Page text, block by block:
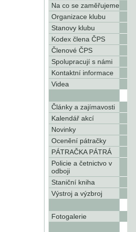
Na co se zaměřujeme
Organizace klubu
Stanovy klubu
Kodex člena ČPS
Členové ČPS
Spolupracují s námi
Kontaktní informace
Videa
Články a zajímavosti
Kalendář akcí
Novinky
Ocenění pátračky
PÁTRAČKA PÁTRÁ
Policie a četnictvo v
odboji
Staniční kniha
Výstroj a výzbroj
Fotogalerie